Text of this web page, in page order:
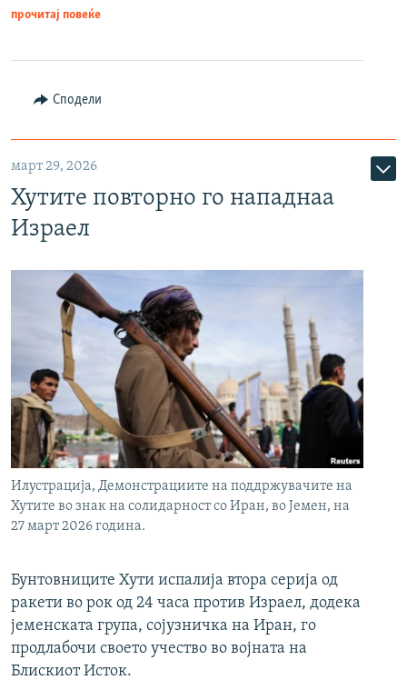
прочитај повеќе
Сподели
март 29, 2026
Хутите повторно го нападнаа
Израел
Илустрација, Демонстрациите на поддржувачите на
Хутите во знак на солидарност со Иран, во Јемен, на
27 март 2026 година.
Бунтовниците Хути испалија втора серија од
ракети во рок од 24 часа против Израел, додека
јеменската група, сојузничка на Иран, го
продлабочи своето учество во војната на
Блискиот Исток.